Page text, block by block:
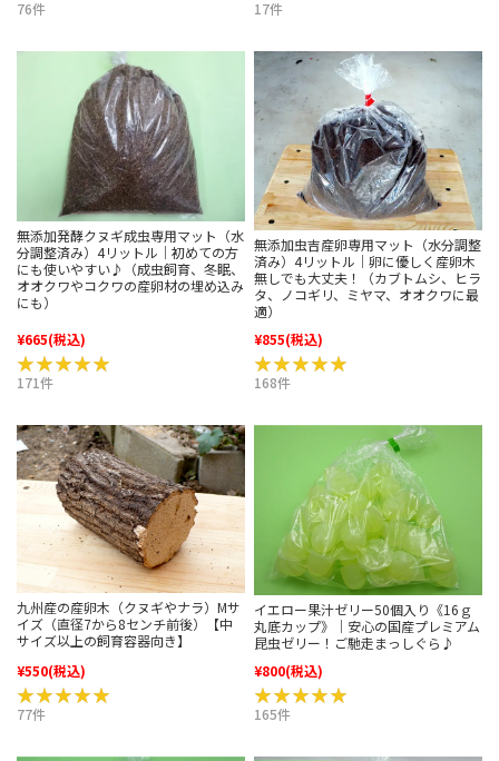
76件 17件
無添加発酵クヌギ成虫専用マット（水
分調整済み）4リットル｜初めての方
にも使いやすい♪（成虫飼育、冬眠、
オオクワやコクワの産卵材の埋め込み
にも）
¥665(税込)
★★★★★
★★★★★
171件
無添加虫吉産卵専用マット（水分調整
済み）4リットル｜卵に優しく産卵木
無しでも大丈夫！（カブトムシ、ヒラ
タ、ノコギリ、ミヤマ、オオクワに最
適）
¥855(税込)
★★★★★
★★★★★
168件
九州産の産卵木（クヌギやナラ）Mサ
イズ（直径7から8センチ前後）【中
サイズ以上の飼育容器向き】
¥550(税込)
★★★★★
★★★★★
77件
イエロー果汁ゼリー50個入り《16ｇ
丸底カップ》｜安心の国産プレミアム
昆虫ゼリー！ご馳走まっしぐら♪
¥800(税込)
★★★★★
★★★★★
165件